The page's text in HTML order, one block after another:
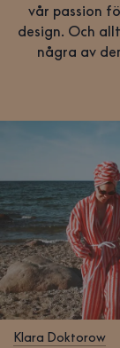
vår passion
design. Och
några av
Klara Doktorow